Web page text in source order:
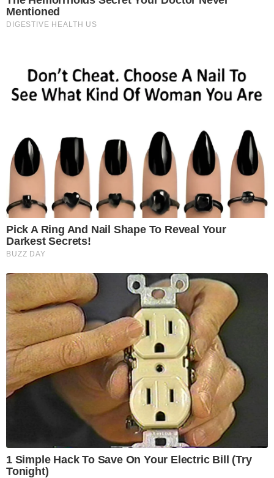
Mentioned
DIGESTIVE HEALTH US
Pick A Ring And Nail Shape To Reveal Your
Darkest Secrets!
BUZZ DAY
1 Simple Hack To Save On Your Electric Bill (Try
Tonight)